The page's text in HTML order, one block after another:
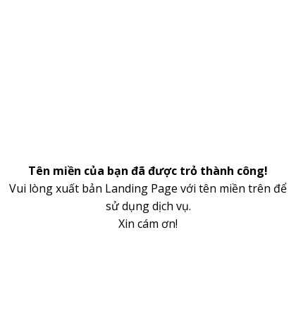
Tên miền của bạn đã được trỏ thành công!
Vui lòng xuất bản Landing Page với tên miền trên để
sử dụng dịch vụ.
Xin cám ơn!